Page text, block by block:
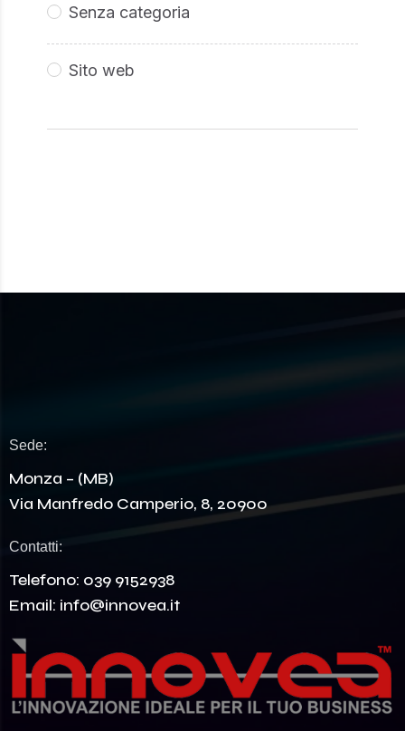
Senza categoria
Sito web
Sede:
Monza – (MB)
Via Manfredo Camperio, 8, 20900
Contatti:
Telefono: 039 9152938
Email: info@innovea.it